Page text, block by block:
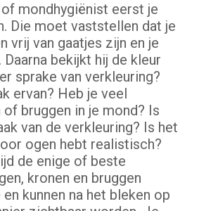
mondhygiënist eerst je
Die moet vaststellen dat je
vrij van gaatjes zijn en je
bekijkt hij de kleur
sprake van verkleuring?
ervan? Heb je veel
bruggen in je mond? Is
van de verkleuring? Is het
ogen hebt realistisch?
de enige of beste
kronen en bruggen
kunnen na het bleken op